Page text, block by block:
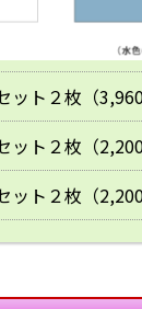
ット２枚（3,960
ット２枚（2,200
ット２枚（2,200